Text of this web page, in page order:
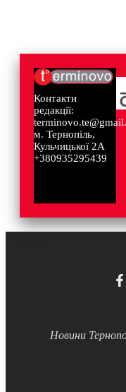
Контакти
редакції:
м. Тернопіль,
Кульчицької 2А
+380935295439
Новини